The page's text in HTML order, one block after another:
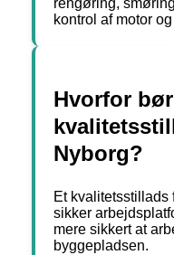
rengøring,
kontrol af motor
Hvorfor
Nyborg?
Et kvalitetsstillads
sikker
mere sikkert at
byggepladsen.